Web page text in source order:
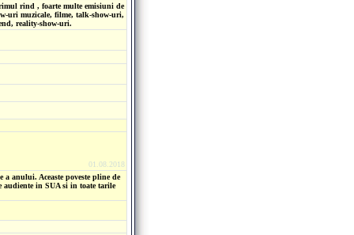
rind , foarte multe emisiuni de
uri muzicale, filme, talk-show-uri,
reality-show-uri.
01.08.2018
a anului. Aceaste poveste pline de
in SUA si in toate tarile